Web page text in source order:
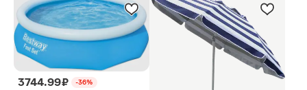
3744.99 ₽
-36%